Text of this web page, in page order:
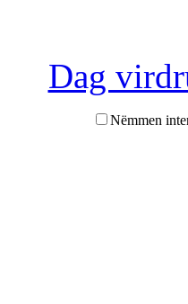
Dag
Nëmmen